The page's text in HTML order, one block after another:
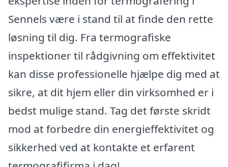
Sennels være i stand til at finde den rette
løsning til dig. Fra termografiske
inspektioner til rådgivning om effektivitet
kan disse professionelle hjælpe dig med at
sikre, at dit hjem eller din virksomhed er i
bedst mulige stand. Tag det første skridt
mod at forbedre din energieffektivitet og
sikkerhed ved at kontakte et erfarent